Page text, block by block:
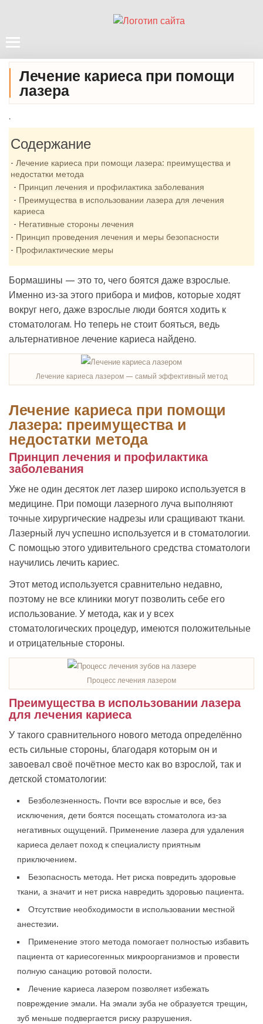
Лечение кариеса при помощи
лазера
.
Содержание
Лечение кариеса при помощи лазера: преимущества и
недостатки метода
Принцип лечения и профилактика заболевания
Преимущества в использовании лазера для лечения
кариеса
Негативные стороны лечения
Принцип проведения лечения и меры безопасности
Профилактические меры
Бормашины — это то, чего боятся даже взрослые.
Именно из-за этого прибора и мифов, которые ходят
вокруг него, даже взрослые люди боятся ходить к
стоматологам. Но теперь не стоит бояться, ведь
альтернативное лечение кариеса найдено.
Лечение кариеса лазером — самый эффективный метод
Лечение кариеса при помощи
лазера: преимущества и
недостатки метода
Принцип лечения и профилактика
заболевания
Уже не один десяток лет лазер широко используется в
медицине. При помощи лазерного луча выполняют
точные хирургические надрезы или сращивают ткани.
Лазерный луч успешно используется и в стоматологии.
С помощью этого удивительного средства стоматологи
научились лечить кариес.
Этот метод используется сравнительно недавно,
поэтому не все клиники могут позволить себе его
использование. У метода, как и у всех
стоматологических процедур, имеются положительные
и отрицательные стороны.
Процесс лечения лазером
Преимущества в использовании лазера
для лечения кариеса
У такого сравнительного нового метода определённо
есть сильные стороны, благодаря которым он и
завоевал своё почётное место как во взрослой, так и
детской стоматологии:
Безболезненность. Почти все взрослые и все, без
исключения, дети боятся посещать стоматолога из-за
негативных ощущений. Применение лазера для удаления
кариеса делает поход к специалисту приятным
приключением.
Безопасность метода. Нет риска повредить здоровые
ткани, а значит и нет риска навредить здоровью пациента.
Отсутствие необходимости в использовании местной
анестезии.
Применение этого метода помогает полностью избавить
пациента от кариесогенных микроорганизмов и провести
полную санацию ротовой полости.
Лечение кариеса лазером позволяет избежать
повреждение эмали. На эмали зуба не образуется трещин,
зуб меньше подвергается риску разрушения.